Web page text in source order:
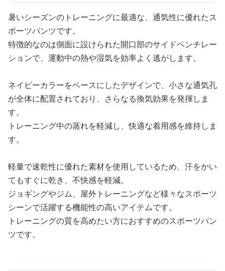
暑いシーズンのトレーニングに最適な、通気性に優れたス
ポーツパンツです。
特徴的なのは側面に設けられた開口部のサイドベンチレー
ションで、運動中の熱や湿気を効率よく逃がします。
ネイビーカラーをベースにしたデザインで、小さな通気孔
が全体に配置されており、さらなる換気効果を発揮しま
す。
トレーニング中の蒸れを軽減し、快適な着用感を維持しま
す。
軽量で速乾性に優れた素材を使用しているため、汗をかい
てもすぐに乾き、不快感を軽減。
ジョギングやジム、屋外トレーニングなど様々なスポーツ
シーンで活躍する機能性の高いアイテムです。
トレーニングの質を高めたい方におすすめのスポーツパン
ツです。